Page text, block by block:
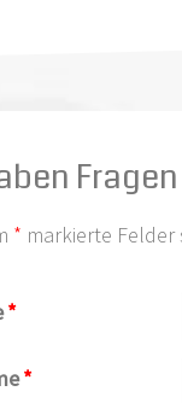
* markierte
*
*